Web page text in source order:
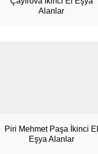
Alanlar
Piri Mehmet Paşa İkinci El
Eşya Alanlar